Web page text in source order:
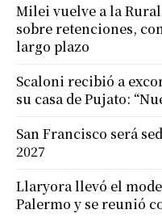
Milei vuelve a la
sobre retenciones,
largo plazo
Scaloni recibió a
su casa de Pujato:
San Francisco será
2027
Llaryora llevó el
Palermo y se reunió